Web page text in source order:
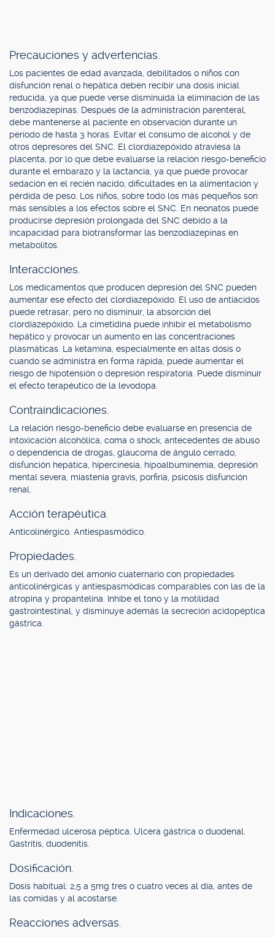
Precauciones y advertencias.
Los pacientes de edad avanzada, debilitados o niños con
disfunción renal o hepática deben recibir una dosis inicial
reducida, ya que puede verse disminuida la eliminación de las
benzodiazepinas. Después de la administración parenteral,
debe mantenerse al paciente en observación durante un
período de hasta 3 horas. Evitar el consumo de alcohol y de
otros depresores del SNC. El clordiazepóxido atraviesa la
placenta, por lo que debe evaluarse la relación riesgo-beneficio
durante el embarazo y la lactancia, ya que puede provocar
sedación en el recién nacido, dificultades en la alimentación y
pérdida de peso. Los niños, sobre todo los más pequeños son
más sensibles a los efectos sobre el SNC. En neonatos puede
producirse depresión prolongada del SNC debido a la
incapacidad para biotransformar las benzodiazepinas en
metabolitos.
Interacciones.
Los medicamentos que producen depresión del SNC pueden
aumentar ese efecto del clordiazepóxido. El uso de antiácidos
puede retrasar, pero no disminuir, la absorción del
clordiazepóxido. La cimetidina puede inhibir el metabolismo
hepático y provocar un aumento en las concentraciones
plasmáticas. La ketamina, especialmente en altas dosis o
cuando se administra en forma rápida, puede aumentar el
riesgo de hipotensión o depresión respiratoria. Puede disminuir
el efecto terapéutico de la levodopa.
Contraindicaciones.
La relación riesgo-beneficio debe evaluarse en presencia de
intoxicación alcohólica, coma o shock, antecedentes de abuso
o dependencia de drogas, glaucoma de ángulo cerrado,
disfunción hepática, hipercinesia, hipoalbuminemia, depresión
mental severa, miastenia gravis, porfiria, psicosis disfunción
renal.
Acción terapéutica.
Anticolinérgico. Antiespasmódico.
Propiedades.
Es un derivado del amonio cuaternario con propiedades
anticolinérgicas y antiespasmódicas comparables con las de la
atropina y propantelina. Inhibe el tono y la motilidad
gastrointestinal, y disminuye además la secreción acidopéptica
gástrica.
Indicaciones.
Enfermedad ulcerosa péptica. Ulcera gástrica o duodenal.
Gastritis, duodenitis.
Dosificación.
Dosis habitual: 2,5 a 5mg tres o cuatro veces al día, antes de
las comidas y al acostarse.
Reacciones adversas.